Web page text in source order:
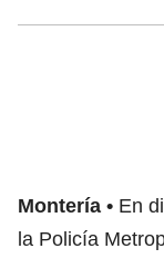
Montería
En
la Policía